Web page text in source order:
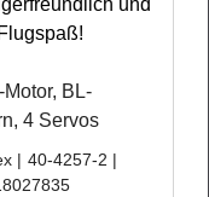
und
Motor, BL-
4 Servos
40-4257-2